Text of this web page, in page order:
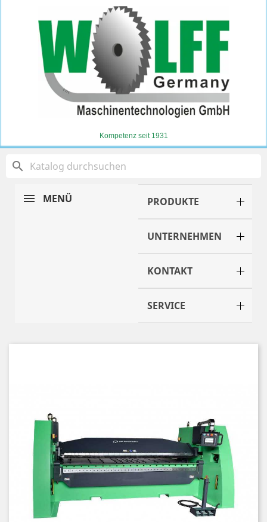
Kompetenz seit 1931
search
MENÜ PRODUKTE
UNTERNEHMEN
KONTAKT
SERVICE